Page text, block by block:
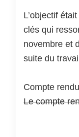
L’objectif
clés qui
novembre et
suite du
Compte
Le compte